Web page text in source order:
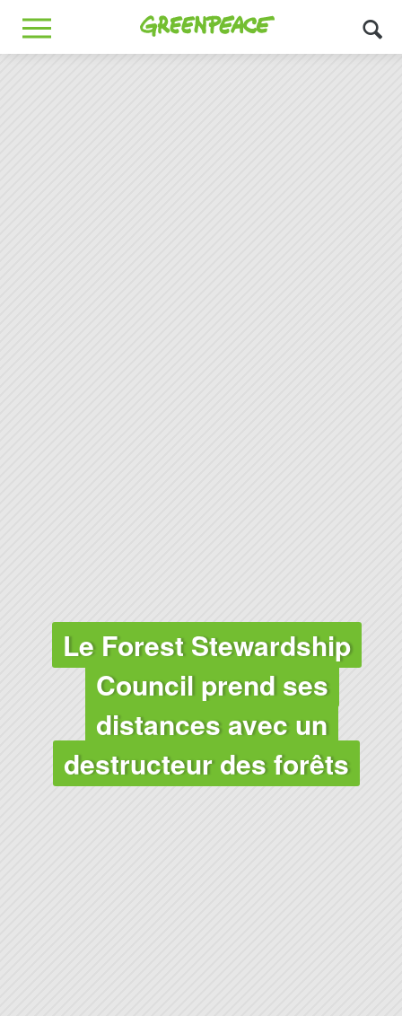
Greenpeace
MENU
FORÊTS
Le Forest Stewardship
Council prend ses
distances avec un
destructeur des forêts